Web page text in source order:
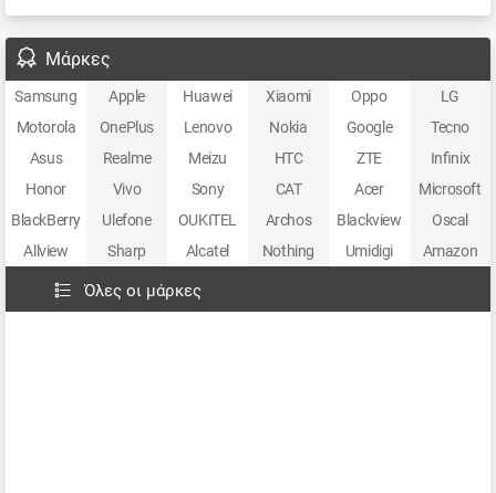
Μάρκες
Samsung Apple Huawei Xiaomi Oppo
LG
Motorola
OnePlus Lenovo Nokia Google
Tecno
Asus
Realme Meizu HTC ZTE
Infinix
Honor
Vivo Sony CAT Acer
Microsoft
BlackBerry
Ulefone OUKITEL Archos Blackview
Oscal
Allview
Sharp Alcatel Nothing Umidigi Amazon
Όλες οι μάρκες